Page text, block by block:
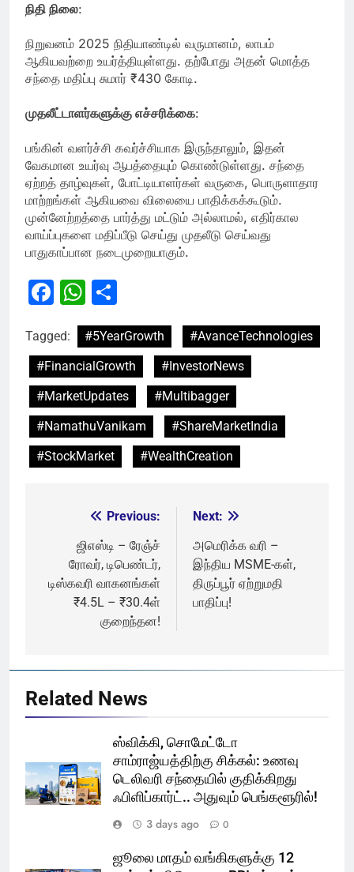
நிதி நிலை:
நிறுவனம் 2025 நிதியாண்டில் வருமானம், லாபம்
ஆகியவற்றை உயர்த்தியுள்ளது. தற்போது அதன் மொத்த
சந்தை மதிப்பு சுமார் ₹430 கோடி.
முதலீட்டாளர்களுக்கு எச்சரிக்கை:
பங்கின் வளர்ச்சி கவர்ச்சியாக இருந்தாலும், இதன்
வேகமான உயர்வு ஆபத்தையும் கொண்டுள்ளது. சந்தை
ஏற்றத் தாழ்வுகள், போட்டியாளர்கள் வருகை, பொருளாதார
மாற்றங்கள் ஆகியவை விலையை பாதிக்கக்கூடும்.
முன்னேற்றத்தை பார்த்து மட்டும் அல்லாமல், எதிர்கால
வாய்ப்புகளை மதிப்பீடு செய்து முதலீடு செய்வது
பாதுகாப்பான நடைமுறையாகும்.
Facebook
WhatsApp
Tagged: #5YearGrowth
#AvanceTechnologies
#FinancialGrowth
#InvestorNews
#MarketUpdates
#Multibagger
#NamathuVanikam
#ShareMarketIndia
#StockMarket
#WealthCreation
navigation
Previous:
ஜிஎஸ்டி – ரேஞ்ச்
ரோவர், டிபெண்டர்,
டிஸ்கவரி வாகனங்கள்
₹4.5L – ₹30.4ள்
குறைந்தன!
Next:
அமெரிக்க வரி –
இந்திய MSME-கள்,
திருப்பூர் ஏற்றுமதி
பாதிப்பு!
Related News
ஸ்விக்கி, சொமேட்டோ
சாம்ராஜ்யத்திற்கு சிக்கல்: உணவு
டெலிவரி சந்தையில் குதிக்கிறது
ஃபிளிப்கார்ட்.. அதுவும் பெங்களூரில்!
3 days ago
0
ஜூலை மாதம் வங்கிகளுக்கு 12